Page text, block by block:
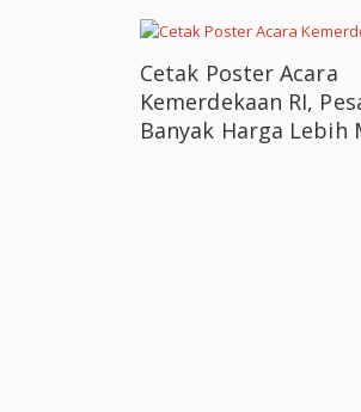
Cetak Poster Acara
Kemerdekaan RI,
Banyak Harga Lebih